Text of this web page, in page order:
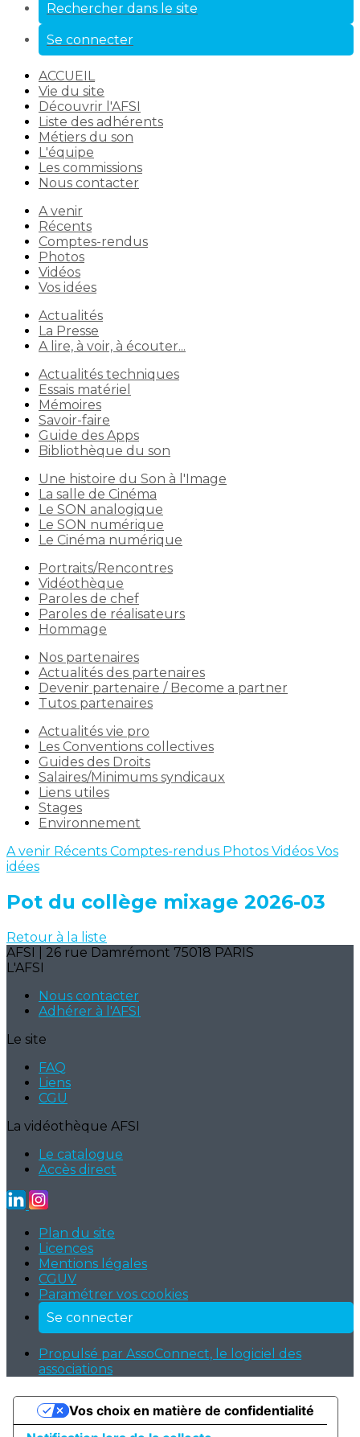
Rechercher dans le site
Se connecter
ACCUEIL
Vie du site
Découvrir l'AFSI
Liste des adhérents
Métiers du son
L'équipe
Les commissions
Nous contacter
A venir
Récents
Comptes-rendus
Photos
Vidéos
Vos idées
Actualités
La Presse
A lire, à voir, à écouter...
Actualités techniques
Essais matériel
Mémoires
Savoir-faire
Guide des Apps
Bibliothèque du son
Une histoire du Son à l'Image
La salle de Cinéma
Le SON analogique
Le SON numérique
Le Cinéma numérique
Portraits/Rencontres
Vidéothèque
Paroles de chef
Paroles de réalisateurs
Hommage
Nos partenaires
Actualités des partenaires
Devenir partenaire / Become a partner
Tutos partenaires
Actualités vie pro
Les Conventions collectives
Guides des Droits
Salaires/Minimums syndicaux
Liens utiles
Stages
Environnement
A venir Récents Comptes-rendus Photos Vidéos Vos
idées
Pot du collège mixage 2026-03
Retour à la liste
AFSI | 26 rue Damrémont 75018 PARIS
L'AFSI
Nous contacter
Adhérer à l'AFSI
Le site
FAQ
Liens
CGU
La vidéothèque AFSI
Le catalogue
Accès direct
Plan du site
Licences
Mentions légales
CGUV
Paramétrer vos cookies
Se connecter
Propulsé par AssoConnect, le logiciel des
associations
Vos choix en matière de confidentialité